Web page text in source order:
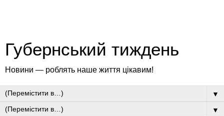
Губернський тиждень
Новини — роблять наше життя цікавим!
▼
▼